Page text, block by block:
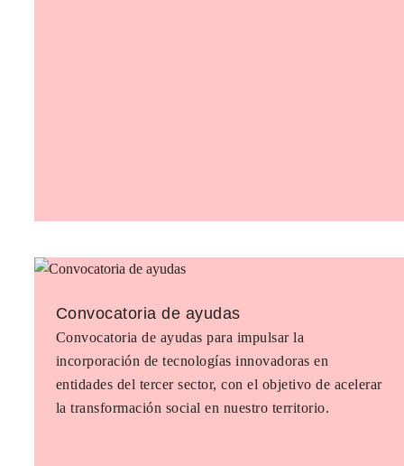
Convocatoria de ayudas
Convocatoria de ayudas para impulsar la
incorporación de tecnologías innovadoras en
entidades del tercer sector, con el objetivo de acelerar
la transformación social en nuestro territorio.